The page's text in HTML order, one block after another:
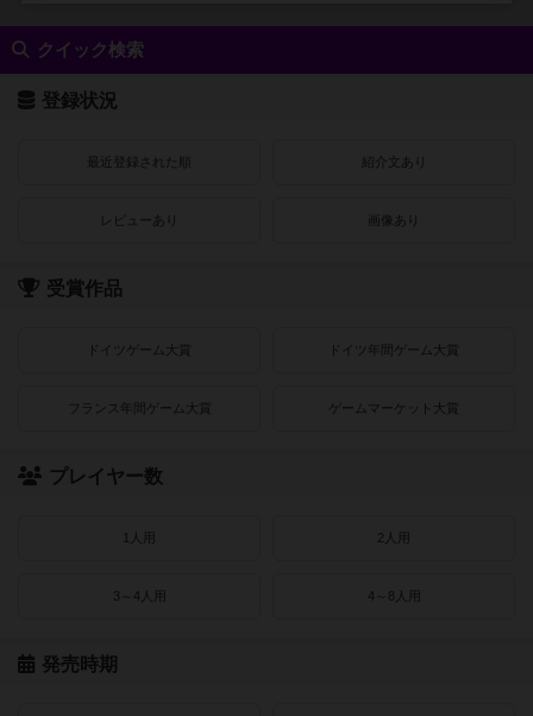
クイック検索
登録状況
最近登録された順 紹介文あり
レビューあり 画像あり
受賞作品
ドイツゲーム大賞 ドイツ年間ゲーム大賞
フランス年間ゲーム大賞 ゲームマーケット大賞
プレイヤー数
1人用 2人用
3～4人用 4～8人用
発売時期